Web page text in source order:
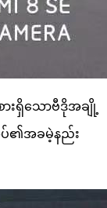
ားရှိသောဗီဒိုအချို့
၏အခမဲ့နည်း